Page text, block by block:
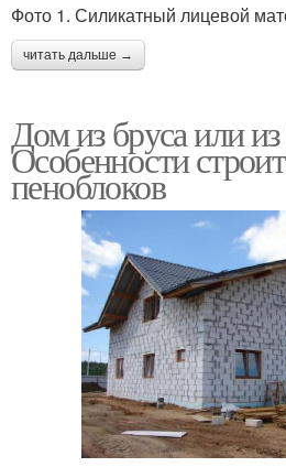
Фото 1. Силикатный лицевой
читать дальше →
Дом из бруса или
Особенности
пеноблоков